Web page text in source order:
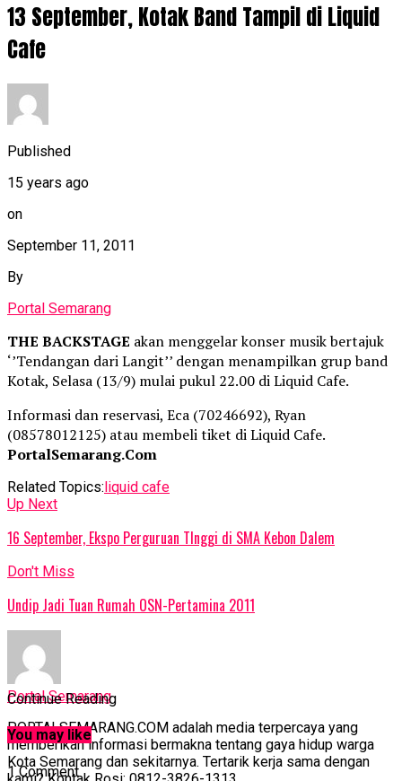
13 September, Kotak Band Tampil di Liquid
Cafe
Published
15 years ago
on
September 11, 2011
By
Portal Semarang
THE BACKSTAGE akan menggelar konser musik bertajuk
‘’Tendangan dari Langit’’ dengan menampilkan grup band
Kotak, Selasa (13/9) mulai pukul 22.00 di Liquid Cafe.
Informasi dan reservasi, Eca (70246692), Ryan
(08578012125) atau membeli tiket di Liquid Cafe.
PortalSemarang.Com
Related Topics:liquid cafe
Up Next
16 September, Ekspo Perguruan TInggi di SMA Kebon Dalem
Don't Miss
Undip Jadi Tuan Rumah OSN-Pertamina 2011
Portal Semarang
PORTALSEMARANG.COM adalah media terpercaya yang
memberikan informasi bermakna tentang gaya hidup warga
Kota Semarang dan sekitarnya. Tertarik kerja sama dengan
Continue Reading
You may like
1 Comment